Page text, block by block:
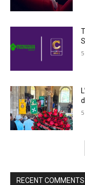
RECENT COMMENTS